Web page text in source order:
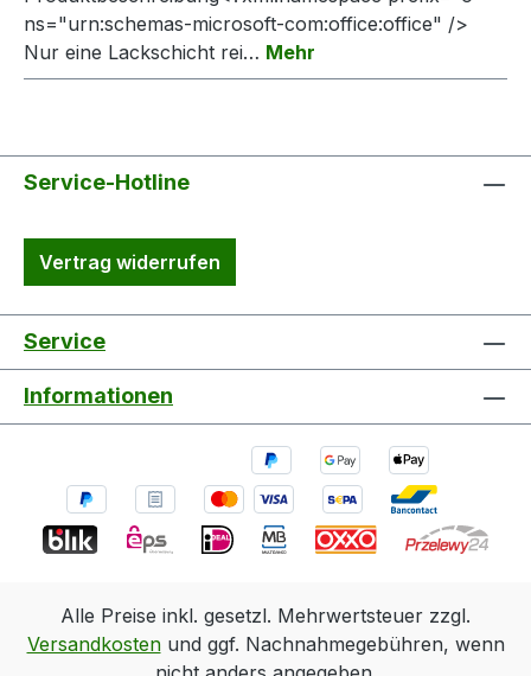
ns="urn:schemas-microsoft-com:office:office" />
Nur eine Lackschicht rei… Mehr
Service-Hotline
Vertrag widerrufen
Service
Informationen
Alle Preise inkl. gesetzl. Mehrwertsteuer zzgl.
Versandkostenund ggf. Nachnahmegebühren, wenn